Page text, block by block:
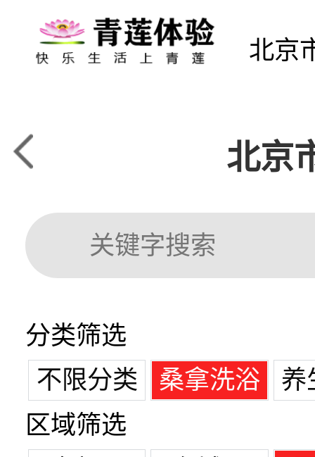
北京
北京
分类筛选
不限分类
桑拿洗浴
养
区域筛选